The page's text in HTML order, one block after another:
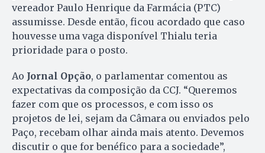
vereador Paulo Henrique da Farmácia (PTC)
assumisse. Desde então, ficou acordado que caso
houvesse uma vaga disponível Thialu teria
prioridade para o posto.
Ao Jornal Opção, o parlamentar comentou as
expectativas da composição da CCJ. “Queremos
fazer com que os processos, e com isso os
projetos de lei, sejam da Câmara ou enviados pelo
Paço, recebam olhar ainda mais atento. Devemos
discutir o que for benéfico para a sociedade”,